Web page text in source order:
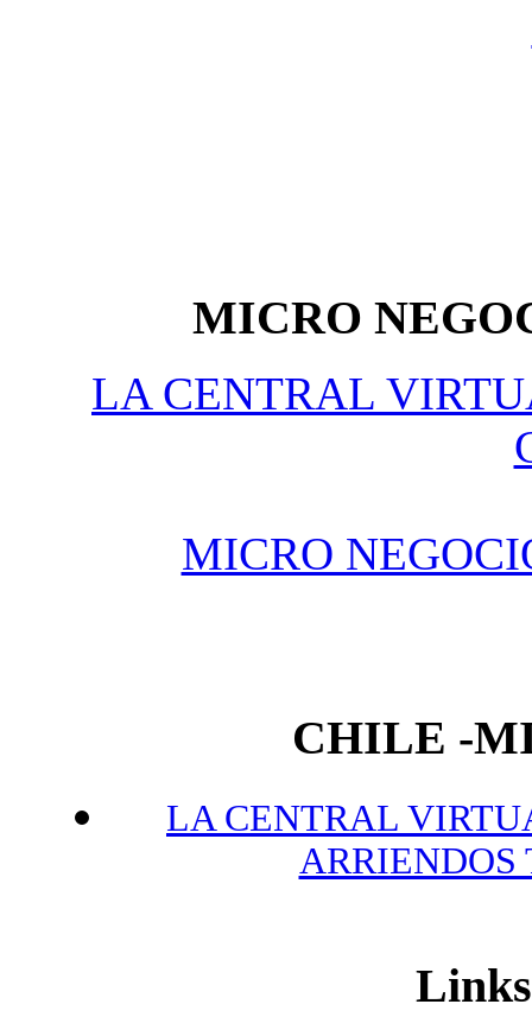
MICRO
LA CENTRAL
MICRO
CHILE -
LA CENTRAL
ARRIENDOS